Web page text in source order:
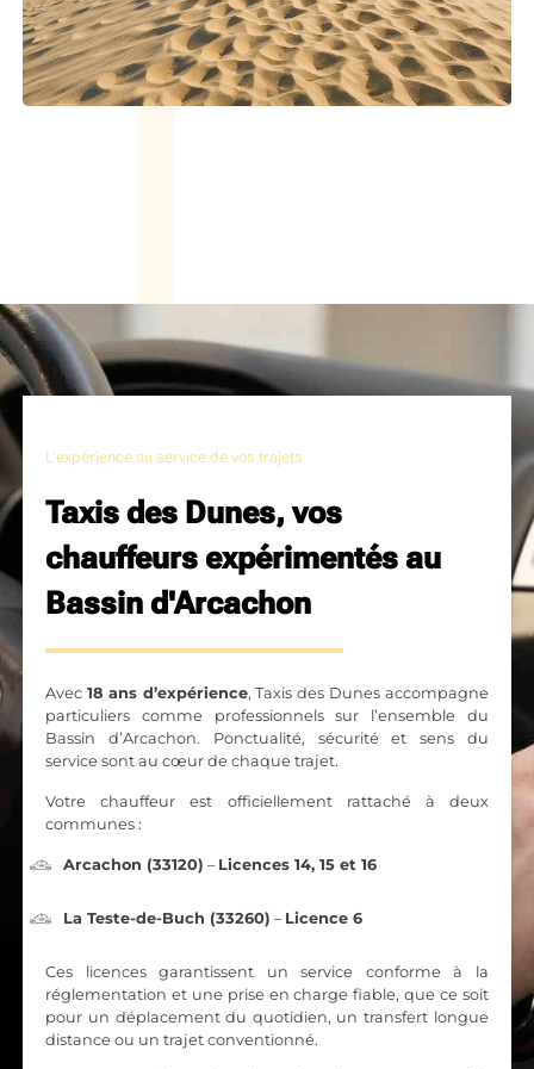
L'expérience au service de vos trajets
Taxis des Dunes, vos
chauffeurs expérimentés au
Bassin d'Arcachon
Avec18 ans d’expérience, Taxis des Dunes accompagne
particuliers comme professionnels sur l’ensemble du
Bassin d’Arcachon. Ponctualité, sécurité et sens du
service sont au cœur de chaque trajet.
Votre chauffeur est officiellement rattaché à deux
communes :
Arcachon (33120) – Licences 14, 15 et 16
La Teste-de-Buch (33260) – Licence 6
Ces licences garantissent un service conforme à la
réglementation et une prise en charge fiable, que ce soit
pour un déplacement du quotidien, un transfert longue
distance ou un trajet conventionné.